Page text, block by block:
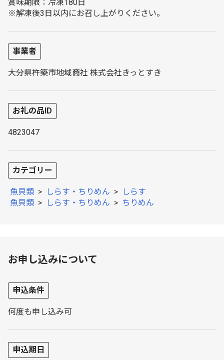
賞味期限：冷凍180日
※解凍後3日以内にお召し上がりください。
事業者
大分県杵築市地域商社 株式会社きっとすき
お礼の品ID
4823047
カテゴリー
魚貝類 > しらす・ちりめん > しらす
魚貝類 > しらす・ちりめん > ちりめん
お申し込みについて
申込条件
何度も申し込み可
申込期日